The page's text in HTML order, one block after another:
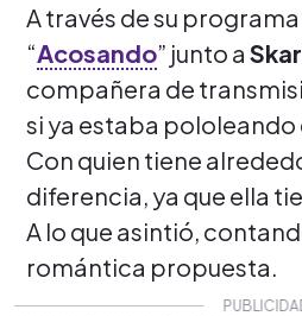
A través de su
“Acosando” junto a
compañera de
si ya estaba pololeando
Con quien tiene
diferencia, ya que ella
A lo que asintió,
romántica propuesta.